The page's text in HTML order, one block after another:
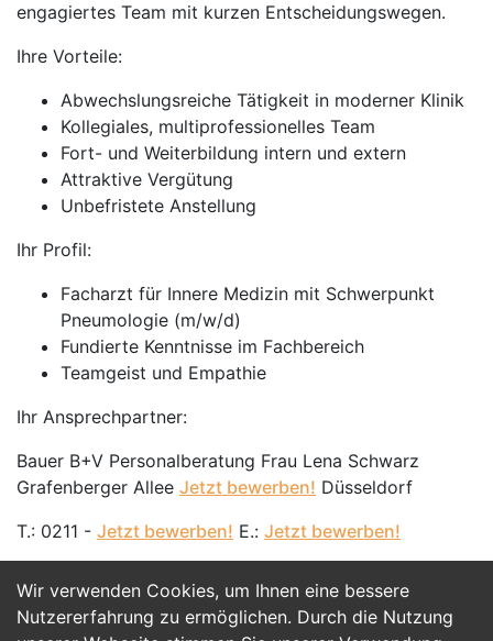
Wir verwenden Cookies, um Ihnen eine bessere
Nutzererfahrung zu ermöglichen. Durch die Nutzung
engagiertes Team mit kurzen Entscheidungswegen.
Ihre Vorteile:
Abwechslungsreiche Tätigkeit in moderner Klinik
Kollegiales, multiprofessionelles Team
Fort- und Weiterbildung intern und extern
Attraktive Vergütung
Unbefristete Anstellung
Ihr Profil:
Facharzt für Innere Medizin mit Schwerpunkt
Pneumologie (m/w/d)
Fundierte Kenntnisse im Fachbereich
Teamgeist und Empathie
Ihr Ansprechpartner:
Bauer B+V Personalberatung Frau Lena Schwarz
Grafenberger Allee Jetzt bewerben! Düsseldorf
T.: 0211 - Jetzt bewerben! E.: Jetzt bewerben!
Jetzt Bewerben